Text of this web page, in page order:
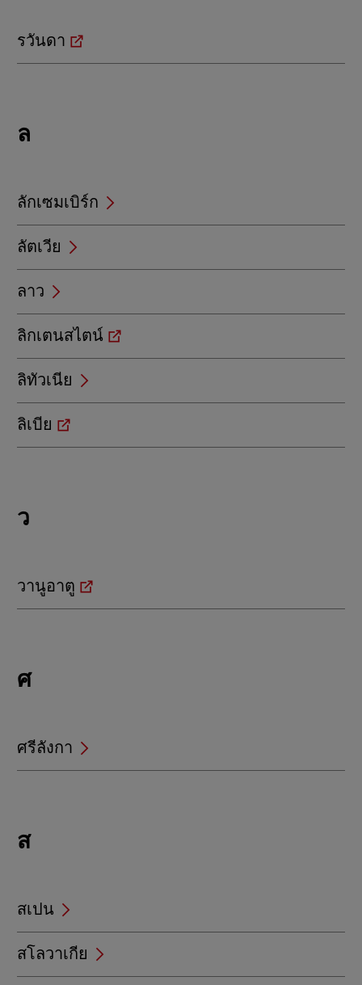
รวันดา
beginning
ล
ลักเซมเบิร์ก
ลัตเวีย
ลาว
ลิกเตนสไตน์
ลิทัวเนีย
ลิเบีย
beginning
ว
วานูอาตู
beginning
ศ
ศรีลังกา
beginning
ส
สเปน
สโลวาเกีย